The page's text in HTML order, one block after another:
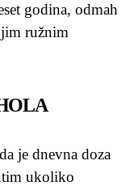
godina, odmah
ružnim
je dnevna doza
ukoliko